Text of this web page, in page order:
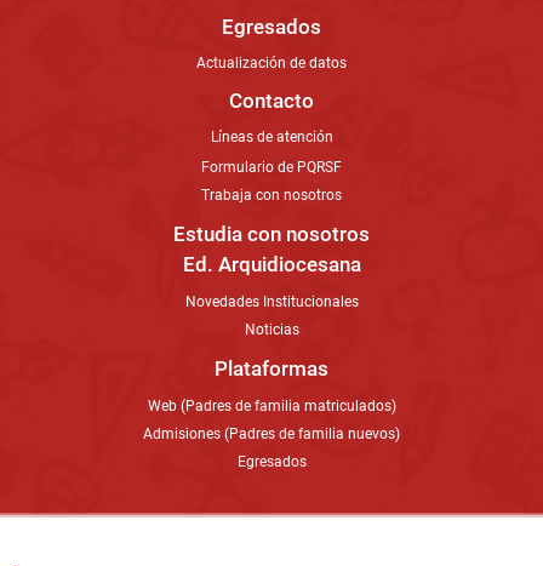
Egresados
Actualización de datos
Contacto
Líneas de atención
Formulario de PQRSF
Trabaja con nosotros
Estudia con nosotros
Ed. Arquidiocesana
Novedades Institucionales
Noticias
Plataformas
Web (Padres de familia matriculados)
Admisiones (Padres de familia nuevos)
Egresados